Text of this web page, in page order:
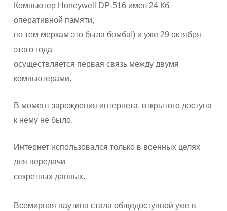
Компьютер Honeywell DP-516 имел 24 Кб
оперативной памяти,
по тем меркам это была бомба!) и уже 29 октября
этого года
осуществляется первая связь между двумя
компьютерами.
В момент зарождения интернета, открытого доступа
к нему не было.
Интернет использовался только в военных целях
для передачи
секретных данных.
Всемирная паутина стала общедоступной уже в